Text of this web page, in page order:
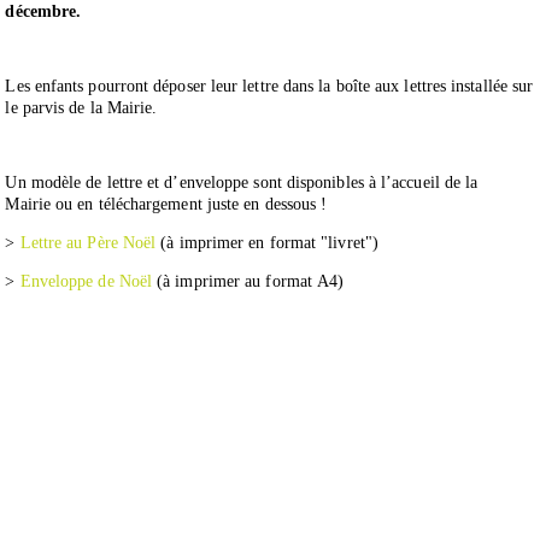
décembre.
Les enfants pourront déposer leur lettre dans la boîte aux lettres installée sur
le parvis de la Mairie.
Un modèle de lettre et d’enveloppesont disponibles à l’accueil de la
Mairieou en téléchargement juste en dessous !
> Lettre au Père Noël (à imprimer en format "livret")
> Enveloppe de Noël(à imprimer au format A4)